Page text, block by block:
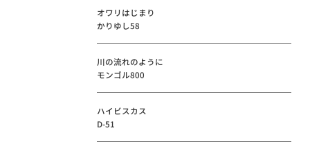
オワリはじまり
かりゆし58
川の流れのように
モンゴル800
ハイビスカス
D-51